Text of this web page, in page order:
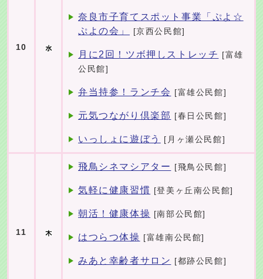
10
奈良市子育てスポット事業「ぷよ☆
ぷよの会」
[京西公民館]
月に2回！ツボ押しストレッチ
[富雄
公民館]
弁当持参！ランチ会 [富雄公民館]
元気つながり倶楽部 [春日公民館]
いっしょに遊ぼう [月ヶ瀬公民館]
11
飛鳥シネマシアター [飛鳥公民館]
気軽に健康習慣 [登美ヶ丘南公民館]
朝活！健康体操 [南部公民館]
はつらつ体操 [富雄南公民館]
みあと幸齢者サロン [都跡公民館]